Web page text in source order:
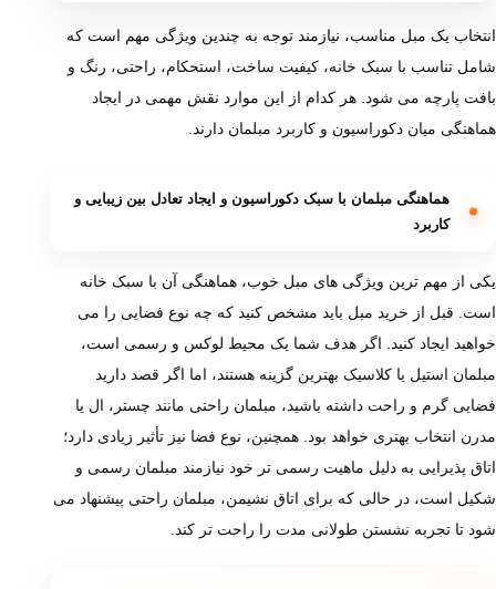
انتخاب یک مبل مناسب، نیازمند توجه به چندین ویژگی مهم است که
شامل تناسب با سبک خانه، کیفیت ساخت، استحکام، راحتی، رنگ و
بافت پارچه می‌ شود. هر کدام از این موارد نقش مهمی در ایجاد
هماهنگی میان دکوراسیون و کاربرد مبلمان دارند.
هماهنگی مبلمان با سبک دکوراسیون و ایجاد تعادل بین زیبایی و
کاربرد
یکی از مهم ‌ترین ویژگی‌ های مبل خوب، هماهنگی آن با سبک خانه
است. قبل از خرید مبل باید مشخص کنید که چه نوع فضایی را می‌
خواهید ایجاد کنید. اگر هدف شما یک محیط لوکس و رسمی است،
مبلمان استیل یا کلاسیک بهترین گزینه هستند، اما اگر قصد دارید
فضایی گرم و راحت داشته باشید، مبلمان راحتی مانند چستر، ال یا
مدرن انتخاب بهتری خواهد بود. همچنین، نوع فضا نیز تأثیر زیادی دارد؛
اتاق پذیرایی به دلیل ماهیت رسمی تر خود نیازمند مبلمان رسمی و
شکیل است، در حالی که برای اتاق نشیمن، مبلمان راحتی پیشنهاد می
‌شود تا تجربه نشستن طولانی ‌مدت را راحت تر کند.